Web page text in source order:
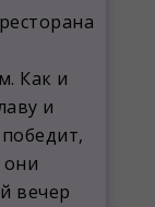
Как и
и
они
вечер